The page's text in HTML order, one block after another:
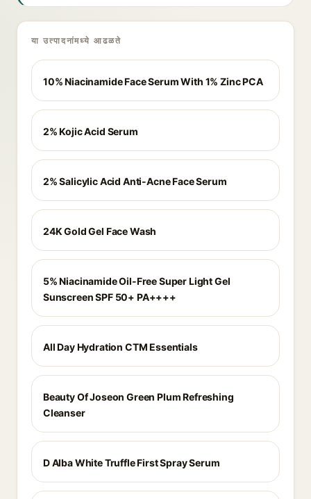
या उत्पादनांमध्ये आढळते
10% Niacinamide Face Serum With 1% Zinc PCA
2% Kojic Acid Serum
2% Salicylic Acid Anti-Acne Face Serum
24K Gold Gel Face Wash
5% Niacinamide Oil-Free Super Light Gel
Sunscreen SPF 50+ PA++++
All Day Hydration CTM Essentials
Beauty Of Joseon Green Plum Refreshing
Cleanser
D Alba White Truffle First Spray Serum